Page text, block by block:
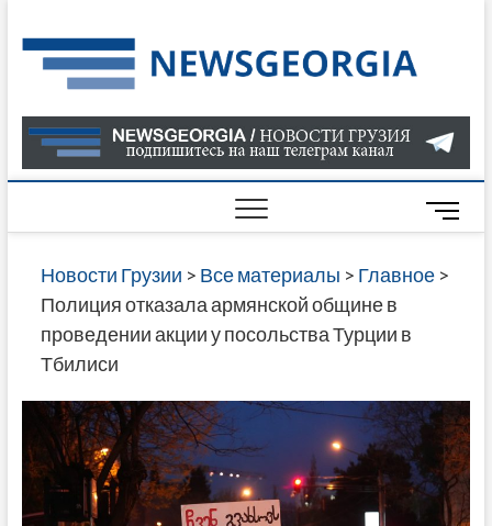
to
content
О
В
ГРУЗИИ
САЙТЕ
M
e
n
t
o
n
Новости Грузии > Все материалы > Главное>
Полиция отказала армянской общине в
проведении акции у посольства Турции в
Тбилиси